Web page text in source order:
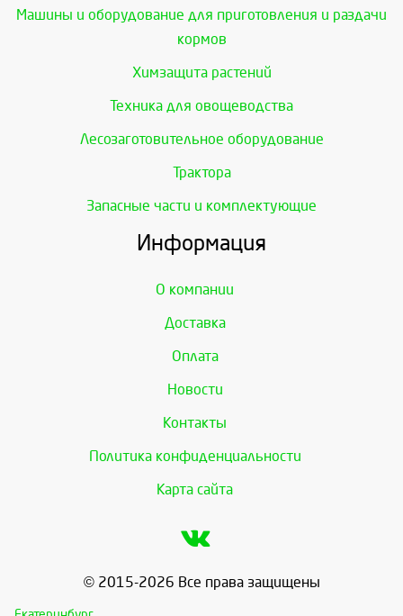
Машины и оборудование для приготовления и раздачи
кормов
Химзащита растений
Техника для овощеводства
Лесозаготовительное оборудование
Трактора
Запасные части и комплектующие
Информация
О компании
Доставка
Оплата
Новости
Контакты
Политика конфиденциальности
Карта сайта
© 2015-2026 Все права защищены